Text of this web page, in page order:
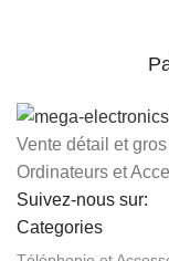
Vente détail et
Ordinateurs et
Suivez-nous sur:
Categories